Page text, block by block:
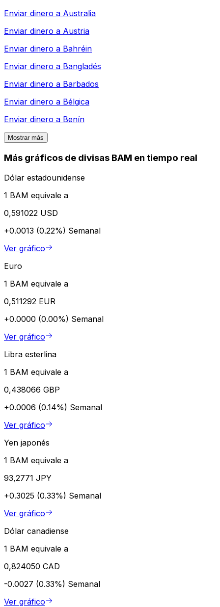
Enviar dinero a Australia
Enviar dinero a Austria
Enviar dinero a Bahréin
Enviar dinero a Bangladés
Enviar dinero a Barbados
Enviar dinero a Bélgica
Enviar dinero a Benín
Mostrar más
Más gráficos de divisas BAM en tiempo real
Dólar estadounidense
1 BAM equivale a
0,591022 USD
+0.0013 (0.22%) Semanal
Ver gráfico
Euro
1 BAM equivale a
0,511292 EUR
+0.0000 (0.00%) Semanal
Ver gráfico
Libra esterlina
1 BAM equivale a
0,438066 GBP
+0.0006 (0.14%) Semanal
Ver gráfico
Yen japonés
1 BAM equivale a
93,2771 JPY
+0.3025 (0.33%) Semanal
Ver gráfico
Dólar canadiense
1 BAM equivale a
0,824050 CAD
-0.0027 (0.33%) Semanal
Ver gráfico